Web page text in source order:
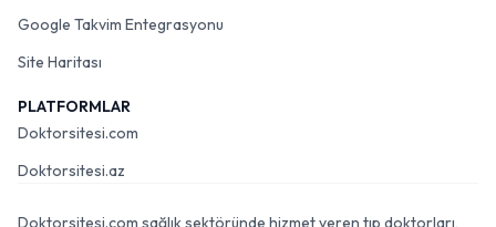
Google Takvim Entegrasyonu
Site Haritası
PLATFORMLAR
Doktorsitesi.com
Doktorsitesi.az
Doktorsitesi.com sağlık sektöründe hizmet veren tıp doktorları,